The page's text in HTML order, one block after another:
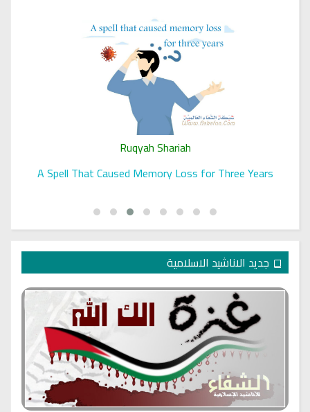
Ruqyah Shariah
A Spell That Caused Memory Loss for Three Years
جديد الاناشيد الاسلامية